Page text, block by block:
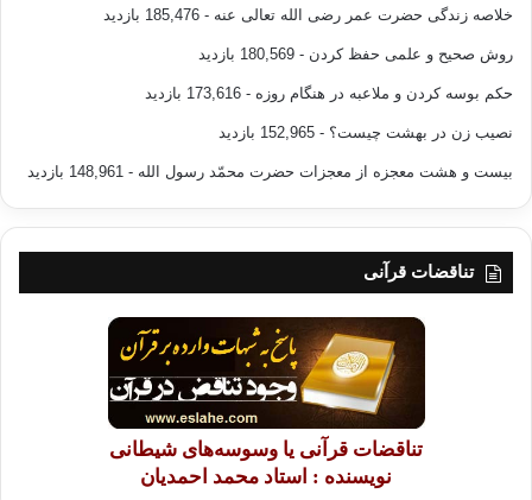
خلاصه زندگی حضرت عمر رضی الله تعالی عنه - 185,476 بازدید
روش صحیح و علمی حفظ کردن - 180,569 بازدید
حکم بوسه کردن و ملاعبه در هنگام روزه - 173,616 بازدید
نصیب زن در بهشت چیست؟ - 152,965 بازدید
بیست و هشت معجزه از معجزات حضرت محمّد رسول الله - 148,961 بازدید
تناقضات قرآنی
تناقضات قرآنی یا وسوسه‌های شیطانی
نویسنده : استاد محمد احمدیان